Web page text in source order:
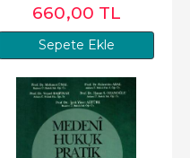
Sepete Ekle
660,00 TL